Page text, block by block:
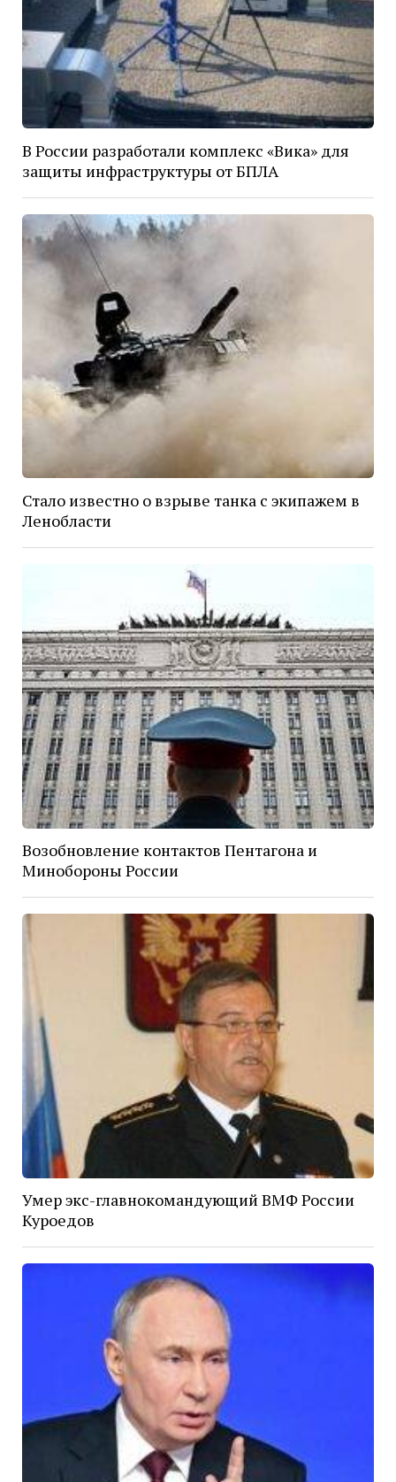
В России разработали комплекс «Вика» для
защиты инфраструктуры от БПЛА
Стало известно о взрыве танка с экипажем в
Ленобласти
Возобновление контактов Пентагона и
Минобороны России
Умер экс-главнокомандующий ВМФ России
Куроедов